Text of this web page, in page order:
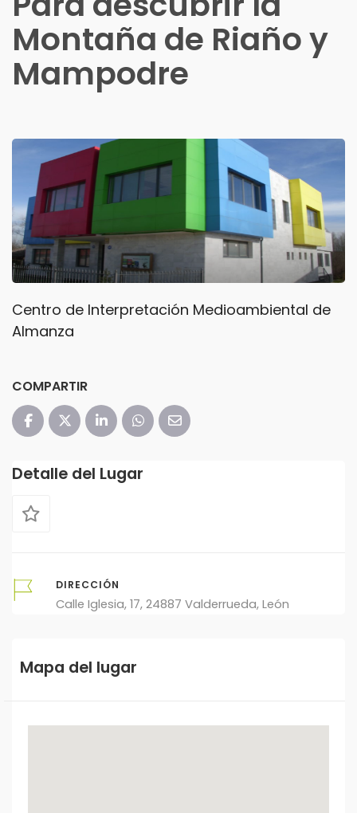
Montaña de Riaño y
Mampodre
Bosque de Hormas
COMPARTIR
Detalle del Lugar
DIRECCIÓN
Calle Iglesia, 17, 24887 Valderrueda, León
Mapa del lugar